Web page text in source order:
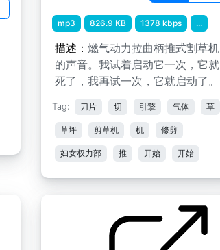
mp3 826.9 KB 1378 kbps ...
描述： 燃气动力拉曲柄推式割草机
的声音。我试着启动它一次，它就
死了，我再试一次，它就启动了。
Tag: 刀片 切 引擎 气体 草
草坪 剪草机 机 修剪
妇女权力部 推 开始 开始